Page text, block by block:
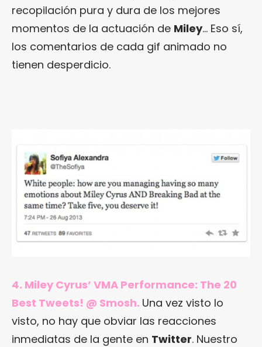
recopilación pura y dura de los mejores
momentos de la actuación de Miley… Eso sí,
los comentarios de cada gif animado no
tienen desperdicio.
4. Miley Cyrus’ VMA Performance: The 20
Best Tweets! @ Smosh. Una vez visto lo
visto, no hay que obviar las reacciones
inmediatas de la gente en Twitter. Nuestro